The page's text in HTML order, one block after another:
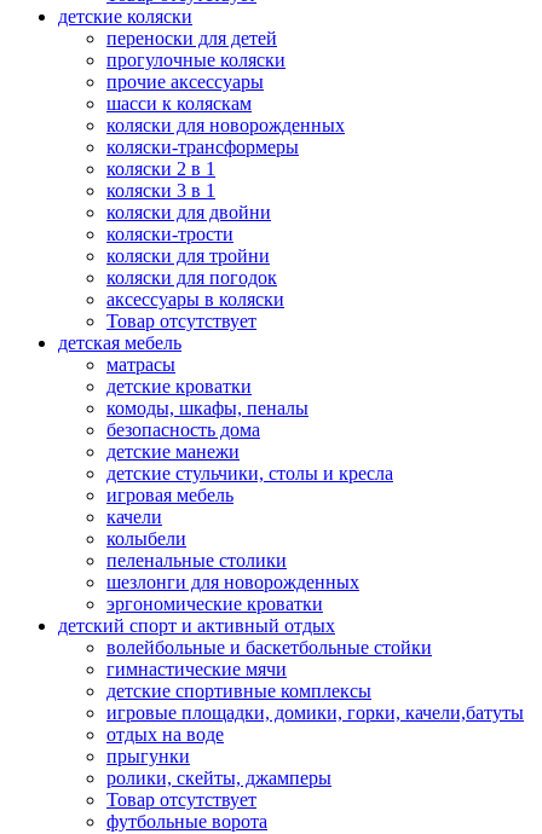
детские коляски
переноски для детей
прогулочные коляски
прочие аксессуары
шасси к коляскам
коляски для новорожденных
коляски-трансформеры
коляски 2 в 1
коляски 3 в 1
коляски для двойни
коляски-трости
коляски для тройни
коляски для погодок
аксессуары в коляски
Товар отсутствует
детская мебель
матрасы
детские кроватки
комоды, шкафы, пеналы
безопасность дома
детские манежи
детские стульчики, столы и кресла
игровая мебель
качели
колыбели
пеленальные столики
шезлонги для новорожденных
эргономические кроватки
детский спорт и активный отдых
волейбольные и баскетбольные стойки
гимнастические мячи
детские спортивные комплексы
игровые площадки, домики, горки, качели,батуты
отдых на воде
прыгунки
ролики, скейты, джамперы
Товар отсутствует
футбольные ворота